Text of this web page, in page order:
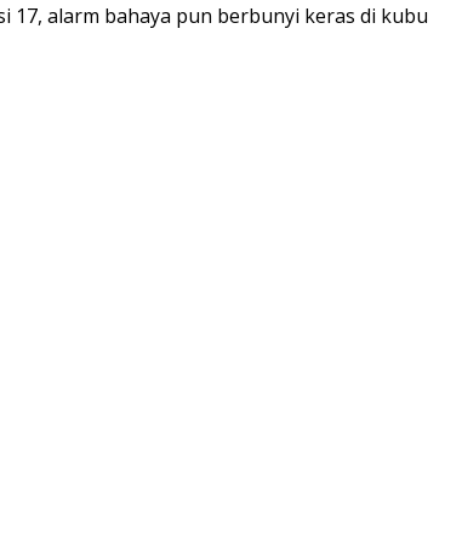
17, alarm bahaya pun berbunyi keras di kubu